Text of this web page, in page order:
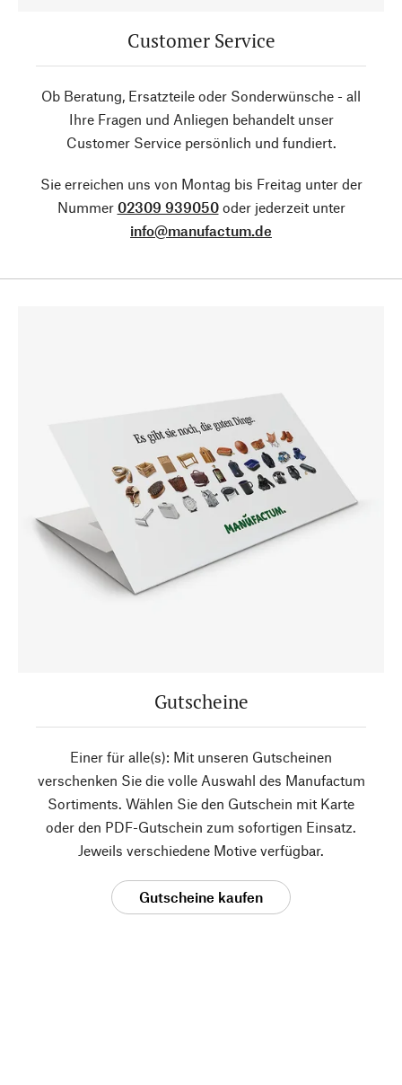
Customer Service
Ob Beratung, Ersatzteile oder Sonderwünsche - all
Ihre Fragen und Anliegen behandelt unser
Customer Service persönlich und fundiert.
Sie erreichen uns von Montag bis Freitag unter der
Nummer 02309 939050oder jederzeit unter
info@manufactum.de
Gutscheine
Einer für alle(s): Mit unseren Gutscheinen
verschenken Sie die volle Auswahl des Manufactum
Sortiments. Wählen Sie den Gutschein mit Karte
oder den PDF-Gutschein zum sofortigen Einsatz.
Jeweils verschiedene Motive verfügbar.
Gutscheine kaufen